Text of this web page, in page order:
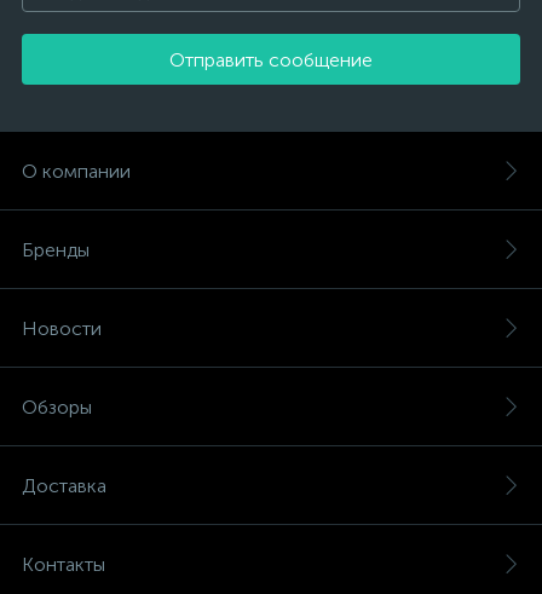
Отправить сообщение
О компании
Бренды
Новости
Обзоры
Доставка
Контакты